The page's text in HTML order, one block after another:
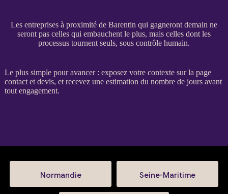
Les entreprises à proximité de Barentin qui gagneront demain ne
seront pas celles qui embauchent le plus, mais celles dont les
processus tournent seuls, sous contrôle humain.
Le plus simple pour avancer : exposez votre contexte sur la page
contact et devis, et recevez une estimation du nombre de jours avant
tout engagement.
Normandie Seine-Maritime